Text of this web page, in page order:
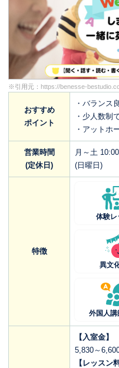
※引用元： https://benesse-
おすすめ
ポイント
・バランス
・少人数制
・アットホ
営業時間
(定休日)
月～土
(日曜日)
特徴
体験レ
異文
外国人講
【入室金】
5,830～
【レッスン料